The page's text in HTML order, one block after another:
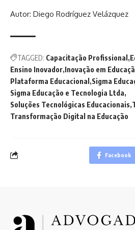
Autor: Diego Rodríguez Velázquez
TAGGED: Capacitação Profissional
Ensino Inovador Inovação em
Plataforma Educacional Sigma
Sigma Educação e Tecnologia Ltda
Soluções Tecnológicas Educacionais
Transformação Digital na Educação
Facebook